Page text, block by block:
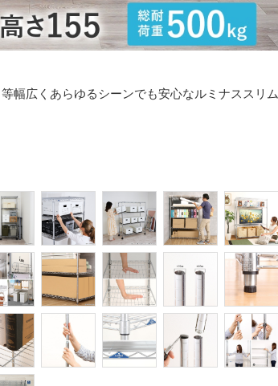
幅広くあらゆるシーンでも安心なルミナススリム